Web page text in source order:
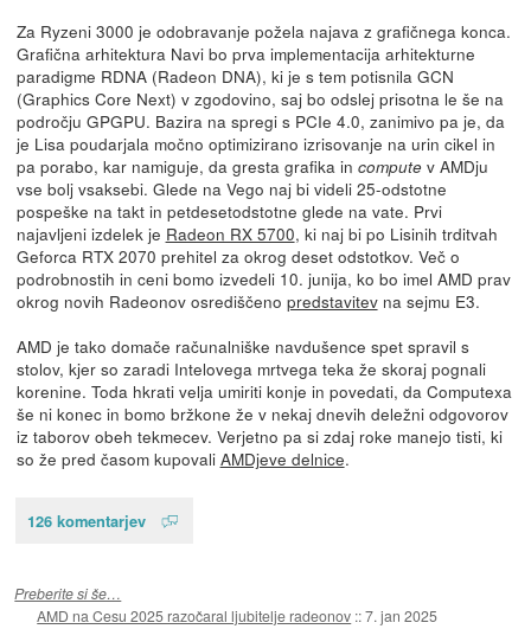
Za Ryzeni 3000 je odobravanje požela najava z grafičnega konca.
Grafična arhitektura Navi bo prva implementacija arhitekturne
paradigme RDNA (Radeon DNA), ki je s tem potisnila GCN
(Graphics Core Next) v zgodovino, saj bo odslej prisotna le še na
področju GPGPU. Bazira na spregi s PCIe 4.0, zanimivo pa je, da
je Lisa poudarjala močno optimizirano izrisovanje na urin cikel in
pa porabo, kar namiguje, da gresta grafika in computev AMDju
vse bolj vsaksebi. Glede na Vego naj bi videli 25-odstotne
pospeške na takt in petdesetodstotne glede na vate. Prvi
najavljeni izdelek je Radeon RX 5700, ki naj bi po Lisinih trditvah
Geforca RTX 2070 prehitel za okrog deset odstotkov. Več o
podrobnostih in ceni bomo izvedeli 10. junija, ko bo imel AMD prav
okrog novih Radeonov osrediščeno predstavitevna sejmu E3.
AMD je tako domače računalniške navdušence spet spravil s
stolov, kjer so zaradi Intelovega mrtvega teka že skoraj pognali
korenine. Toda hkrati velja umiriti konje in povedati, da Computexa
še ni konec in bomo bržkone že v nekaj dnevih deležni odgovorov
iz taborov obeh tekmecev. Verjetno pa si zdaj roke manejo tisti, ki
so že pred časom kupovali AMDjeve delnice.
126 komentarjev
Preberite si še…
AMD na Cesu 2025 razočaral ljubitelje radeonov ::7. jan 2025